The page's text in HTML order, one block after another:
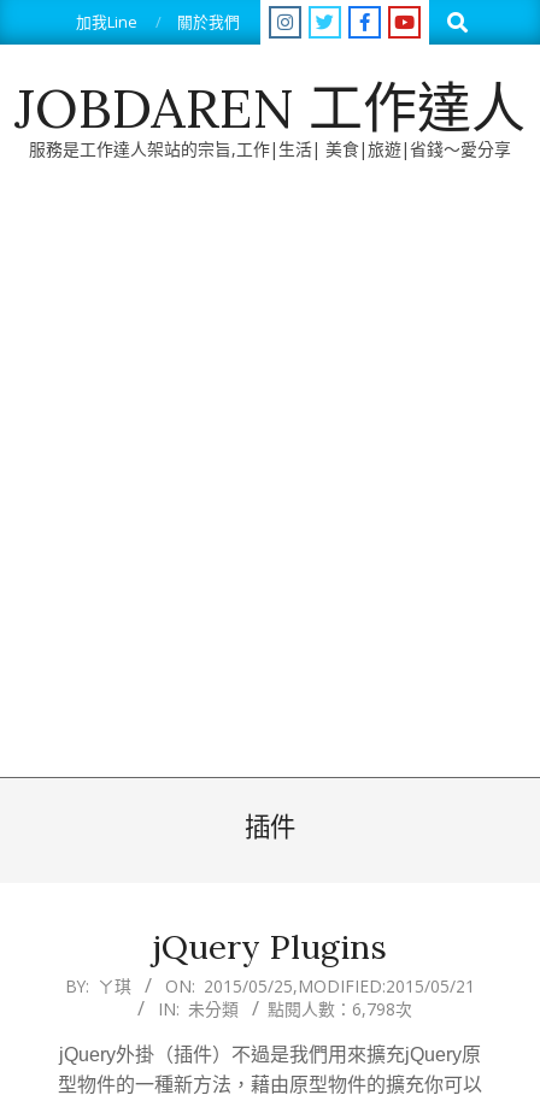
to
加我Line 關於我們 Search
JOBDAREN 工作達人
服務是工作達人架站的宗旨,工作|生活| 美食|旅遊|省錢～愛分享
插件
jQuery Plugins
2015-
25
BY: ㄚ琪 ON: 2015/05/25,MODIFIED:2015/05/21
IN: 未分類 點閱人數：6,798次
jQuery外掛（插件）不過是我們用來擴充jQuery原
型物件的一種新方法，藉由原型物件的擴充你可以